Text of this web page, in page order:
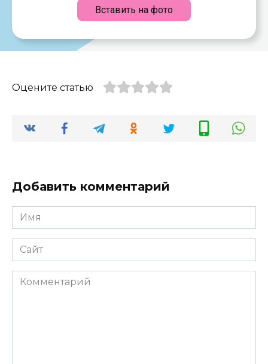
Вставить на фото
Оцените статью
Добавить комментарий
Имя
*
Сайт
Комментарий